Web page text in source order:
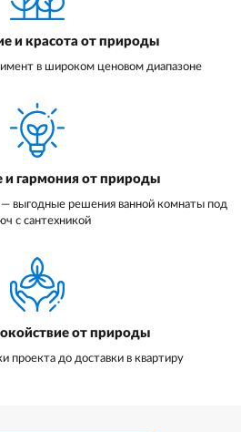
и красота от природы
в широком ценовом диапазоне
и гармония от природы
— выгодные решения ванной комнаты под
с сантехникой
от природы
проекта до доставки в квартиру